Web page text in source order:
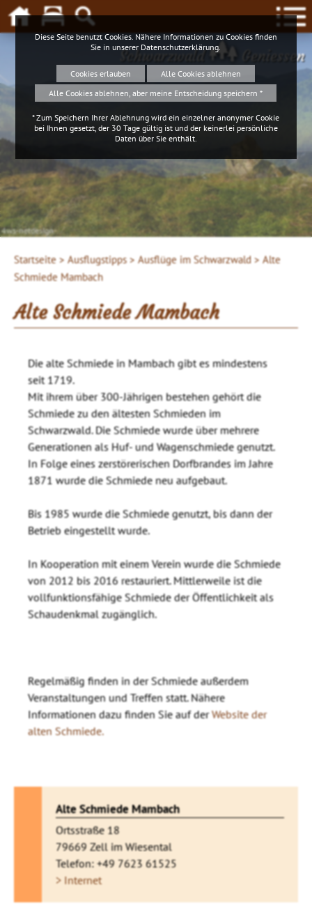
Schwarzwald Geniessen
4ws-netdesign
Startseite > Ausflugstipps > Ausflüge im Schwarzwald >Alte
Schmiede Mambach
Alte Schmiede Mambach
Die alte Schmiede in Mambach gibt es mindestens
seit 1719.
Mit ihrem über 300-Jährigen bestehen gehört die
Schmiede zu den ältesten Schmieden im
Schwarzwald. Die Schmiede wurde über mehrere
Generationen als Huf- und Wagenschmiede genutzt.
In Folge eines zerstörerischen Dorfbrandes im Jahre
1871 wurde die Schmiede neu aufgebaut.
Bis 1985 wurde die Schmiede genutzt, bis dann der
Betrieb eingestellt wurde.
In Kooperation mit einem Verein wurde die Schmiede
von 2012 bis 2016 restauriert. Mittlerweile ist die
vollfunktionsfähige Schmiede der Öffentlichkeit als
Schaudenkmal zugänglich.
Regelmäßig finden in der Schmiede außerdem
Veranstaltungen und Treffen statt. Nähere
Informationen dazu finden Sie auf derWebsite der
alten Schmiede.
Alte Schmiede Mambach
Ortsstraße 18
79669 Zell im Wiesental
Telefon: +49 7623 61525
> Internet
Diese Seite benutzt Cookies. Nähere Informationen zu Cookies finden
Sie in unserer Datenschutzerklärung
Cookies erlauben
Alle Cookies ablehnen
Alle Cookies ablehnen, aber meine Entscheidung speichern *
* Zum Speichern Ihrer Ablehnung wird ein einzelner anonymer Cookie
bei Ihnen gesetzt, der 30 Tage gültig ist und der keinerlei persönliche
Daten über Sie enthält.